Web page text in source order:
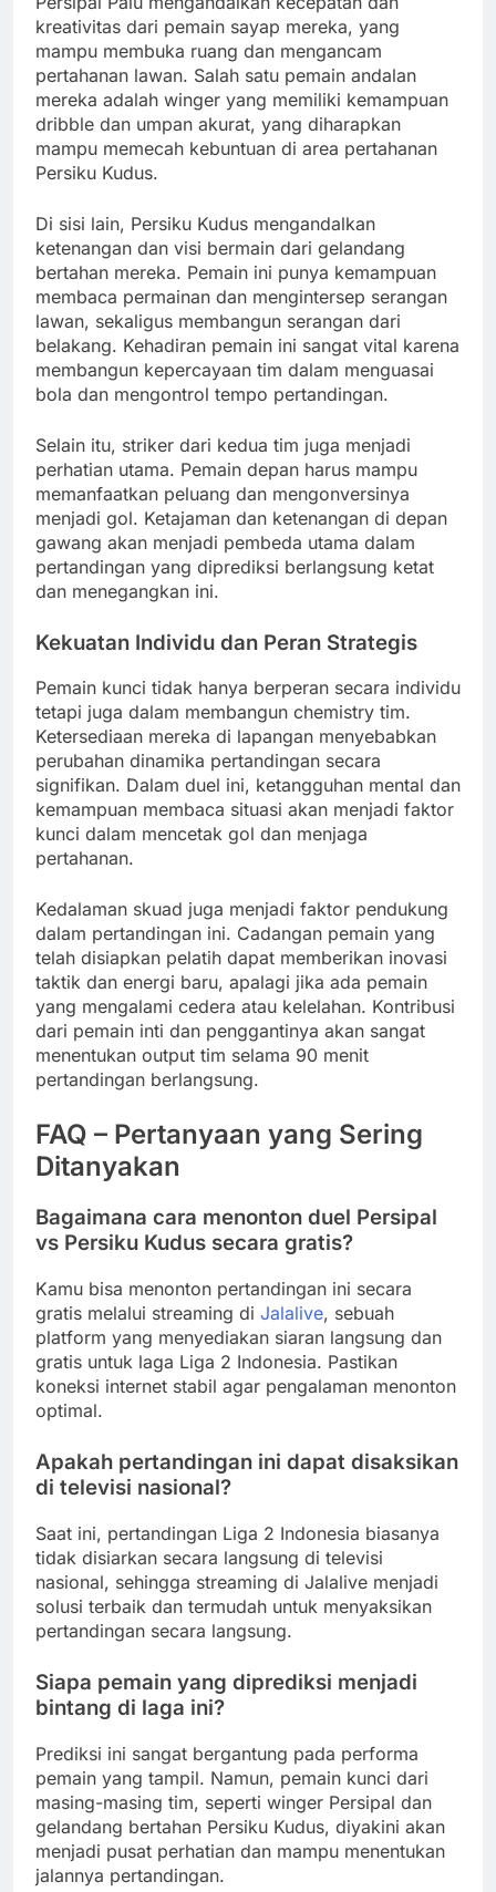
kreativitas dari pemain sayap mereka, yang
mampu membuka ruang dan mengancam
pertahanan lawan. Salah satu pemain andalan
mereka adalah winger yang memiliki kemampuan
dribble dan umpan akurat, yang diharapkan
mampu memecah kebuntuan di area pertahanan
Persiku Kudus.
Di sisi lain, Persiku Kudus mengandalkan
ketenangan dan visi bermain dari gelandang
bertahan mereka. Pemain ini punya kemampuan
membaca permainan dan mengintersep serangan
lawan, sekaligus membangun serangan dari
belakang. Kehadiran pemain ini sangat vital karena
membangun kepercayaan tim dalam menguasai
bola dan mengontrol tempo pertandingan.
Selain itu, striker dari kedua tim juga menjadi
perhatian utama. Pemain depan harus mampu
memanfaatkan peluang dan mengonversinya
menjadi gol. Ketajaman dan ketenangan di depan
gawang akan menjadi pembeda utama dalam
pertandingan yang diprediksi berlangsung ketat
dan menegangkan ini.
Kekuatan Individu dan Peran Strategis
Pemain kunci tidak hanya berperan secara individu
tetapi juga dalam membangun chemistry tim.
Ketersediaan mereka di lapangan menyebabkan
perubahan dinamika pertandingan secara
signifikan. Dalam duel ini, ketangguhan mental dan
kemampuan membaca situasi akan menjadi faktor
kunci dalam mencetak gol dan menjaga
pertahanan.
Kedalaman skuad juga menjadi faktor pendukung
dalam pertandingan ini. Cadangan pemain yang
telah disiapkan pelatih dapat memberikan inovasi
taktik dan energi baru, apalagi jika ada pemain
yang mengalami cedera atau kelelahan. Kontribusi
dari pemain inti dan penggantinya akan sangat
menentukan output tim selama 90 menit
pertandingan berlangsung.
FAQ – Pertanyaan yang Sering
Ditanyakan
Bagaimana cara menonton duel Persipal
vs Persiku Kudus secara gratis?
Kamu bisa menonton pertandingan ini secara
gratis melalui streaming di Jalalive, sebuah
platform yang menyediakan siaran langsung dan
gratis untuk laga Liga 2 Indonesia. Pastikan
koneksi internet stabil agar pengalaman menonton
optimal.
Apakah pertandingan ini dapat disaksikan
di televisi nasional?
Saat ini, pertandingan Liga 2 Indonesia biasanya
tidak disiarkan secara langsung di televisi
nasional, sehingga streaming di Jalalive menjadi
solusi terbaik dan termudah untuk menyaksikan
pertandingan secara langsung.
Siapa pemain yang diprediksi menjadi
bintang di laga ini?
Prediksi ini sangat bergantung pada performa
pemain yang tampil. Namun, pemain kunci dari
masing-masing tim, seperti winger Persipal dan
gelandang bertahan Persiku Kudus, diyakini akan
menjadi pusat perhatian dan mampu menentukan
jalannya pertandingan.